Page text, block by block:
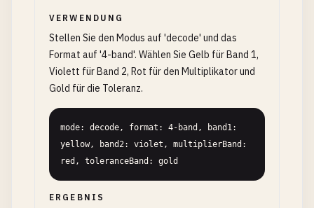
VERWENDUNG
Stellen Sie den Modus auf 'decode' und das
Format auf '4-band'. Wählen Sie Gelb für Band 1,
Violett für Band 2, Rot für den Multiplikator und
Gold für die Toleranz.
mode: decode, format: 4-band, band1:
yellow, band2: violet, multiplierBand:
red, toleranceBand: gold
ERGEBNIS